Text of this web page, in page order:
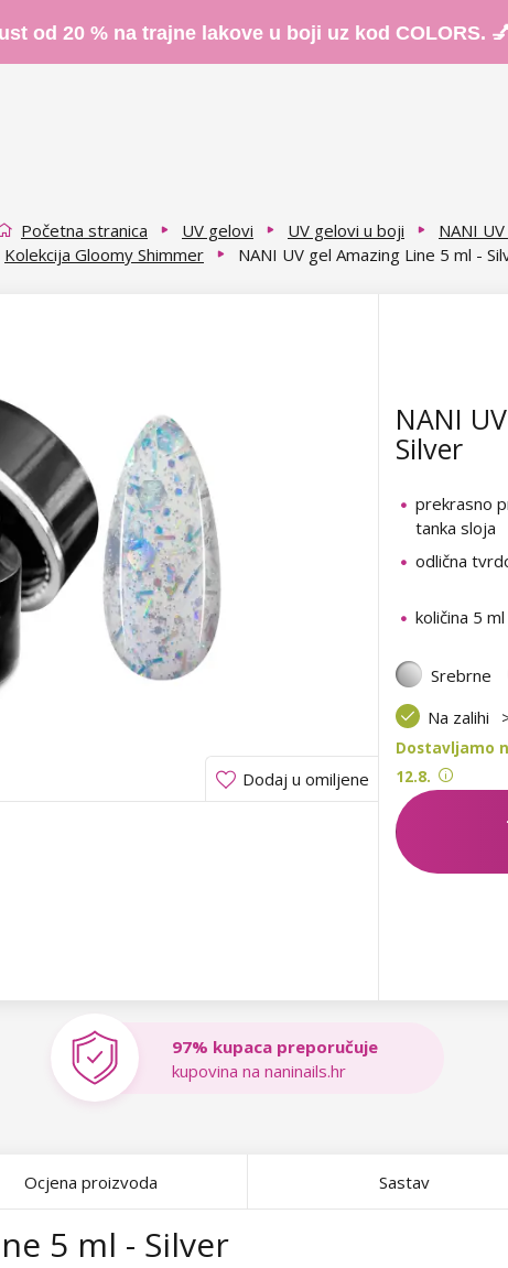
od 20 % na trajne lakove u boji uz kod COLORS.
Početna stranica UV gelovi UV gelovi u boji
NANI
Kolekcija Gloomy Shimmer
NANI UV gel Amazing Line 5 ml -
Dodaj u omiljene
NANI
Silver
prekrasno
tanka sloja
odlična
količina 5 ml
Srebrne
Na zalihi
Dostavljamo
12.8.
97% kupaca preporučuje
kupovina na naninails.hr
5 ml - Silver
Ocjena proizvoda Sastav